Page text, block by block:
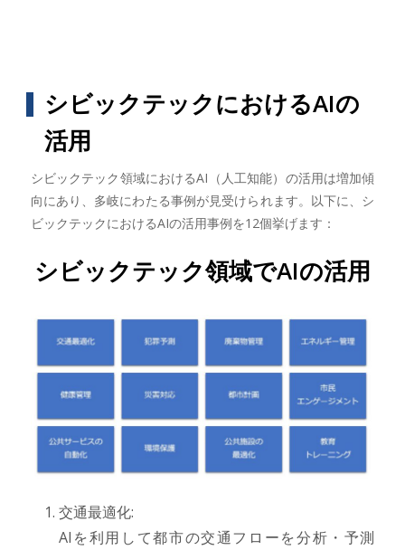
シビックテックにおけるAIの
活用
シビックテック領域におけるAI（人工知能）の活用は増加傾
向にあり、多岐にわたる事例が見受けられます。以下に、シ
ビックテックにおけるAIの活用事例を12個挙げます：
シビックテック領域でAIの活用
交通最適化:
AIを利用して都市の交通フローを分析・予測